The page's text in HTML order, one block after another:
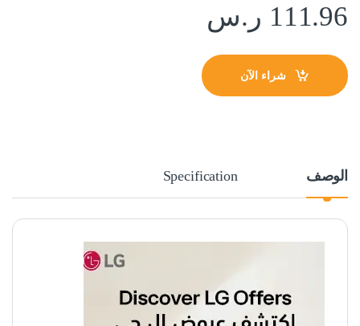
111.96 ر.س
شراء الآن
الوصف Specification